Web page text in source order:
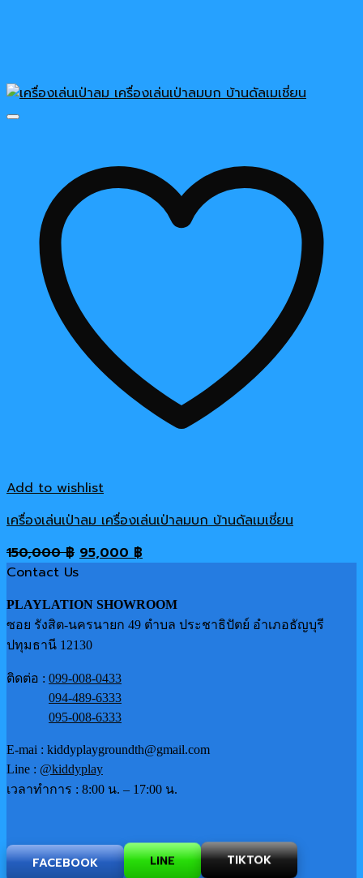
Add to wishlist
เครื่องเล่นเป่าลม เครื่องเล่นเป่าลมบก บ้านดัลเมเชี่ยน
150,000฿ Original
150,000 ฿.
95,000฿
95,000 ฿.
Contact Us
PLAYLATION SHOWROOM
ซอย รังสิต-นครนายก 49 ตำบล ประชาธิปัตย์ อำเภอธัญบุรี
ปทุมธานี 12130
ติดต่อ : 099-008-0433
094-489-6333
095-008-6333
E-mai : kiddyplaygroundth@gmail.com
Line : @kiddyplay
เวลาทำการ : 8:00 น. – 17:00 น.
FACEBOOK LINE TIKTOK